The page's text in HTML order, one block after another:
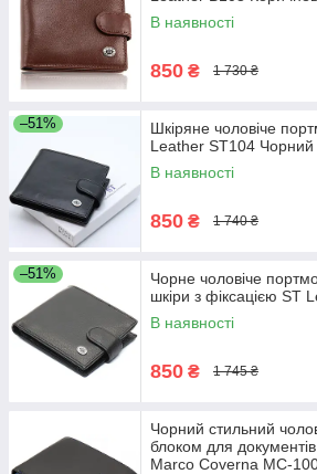
В наявності
850 ₴ 1 730 ₴
–51%
Шкіряне чоловіче
Leather ST104 Чорний
В наявності
850 ₴ 1 740 ₴
–51%
Чорне чоловіче
шкіри з фіксацією ST
В наявності
850 ₴ 1 745 ₴
Чорний стильний
блоком для документів
Marco Coverna MC-